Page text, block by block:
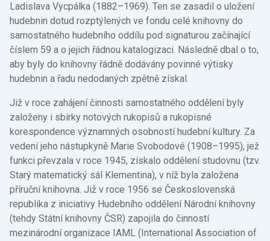
Ladislava Vycpálka (1882–1969). Ten se zasadil o uložení
hudebnin dotud rozptýlených ve fondu celé knihovny do
samostatného hudebního oddílu pod signaturou začínající
číslem 59 a o jejich řádnou katalogizaci. Následně dbal o to,
aby byly do knihovny řádně dodávány povinné výtisky
hudebnin a řadu nedodaných zpětně získal.
Již v roce zahájení činnosti samostatného oddělení byly
založeny i sbírky notových rukopisů a rukopisné
korespondence významných osobností hudební kultury. Za
vedení jeho nástupkyně Marie Svobodové (1908–1995), jež
funkci převzala v roce 1945, získalo oddělení studovnu (tzv.
Starý matematický sál Klementina), v níž byla založena
příruční knihovna. Již v roce 1956 se Československá
republika z iniciativy Hudebního oddělení Národní knihovny
(tehdy Státní knihovny ČSR) zapojila do činností
mezinárodní organizace IAML (International Association of